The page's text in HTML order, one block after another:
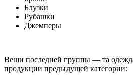
Блузки
Рубашки
Джемперы
Вещи последней группы — та
продукции предыдущей категории: